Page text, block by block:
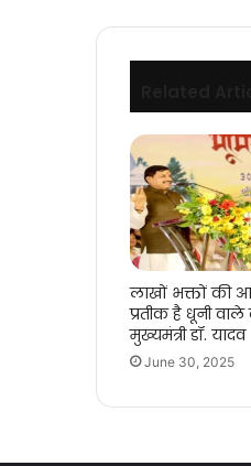
लाखों भक्तों की
प्रतीक है धूनी वाले
मुख्यमंत्री डॉ. यादव
June 30, 2025